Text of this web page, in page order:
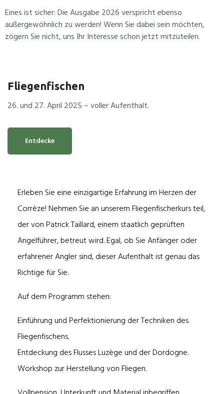
Eines ist sicher: Die Ausgabe 2026 verspricht ebenso
außergewöhnlich zu werden! Wenn Sie dabei sein möchten,
zögern Sie nicht, uns Ihr Interesse schon jetzt mitzuteilen.
Fliegenfischen
26. und 27. April 2025 – voller Aufenthalt.
Entdecke
Erleben Sie eine einzigartige Erfahrung im Herzen der
Corrèze! Nehmen Sie an unserem Fliegenfischerkurs teil,
der von Patrick Taillard, einem staatlich geprüften
Angelführer, betreut wird. Egal, ob Sie Anfänger oder
erfahrener Angler sind, dieser Aufenthalt ist genau das
Richtige für Sie.
Auf dem Programm stehen:
Einführung und Perfektionierung der Techniken des
Fliegenfischens.
Entdeckung des Flusses Luzège und der Dordogne.
Workshop zur Herstellung von Fliegen.